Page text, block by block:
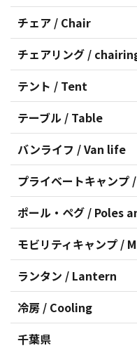
チェア / Chair
チェアリング /
テント / Tent
テーブル / Table
バンライフ / Van life
プライベートキャン
ポール・ペグ / Poles
モビリティキャンプ /
ランタン / Lantern
冷房 / Cooling
千葉県